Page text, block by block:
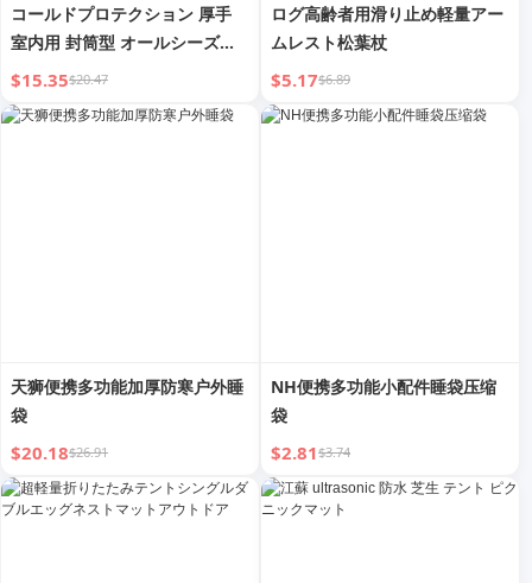
コールドプロテクション 厚手
室内用 封筒型 オールシーズン
寝袋 大人用
$15.35$20.47
ログ高齢者用滑り止め軽量アー
ムレスト松葉杖
$5.17$6.89
天狮便携多功能加厚防寒户外睡
袋
$20.18$26.91
NH便携多功能小配件睡袋压缩
袋
$2.81$3.74